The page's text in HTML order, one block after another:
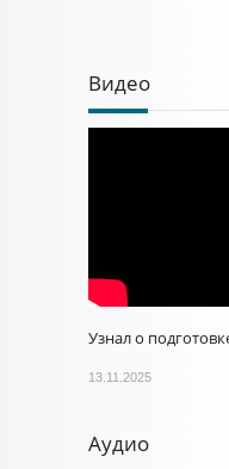
Видео
Узнал о
13.11.2025
Аудио